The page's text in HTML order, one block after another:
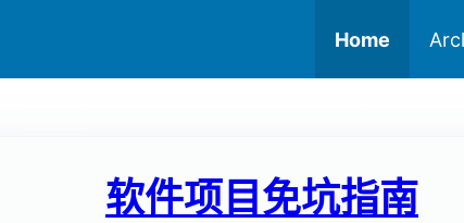
Home
软件项目免坑指南